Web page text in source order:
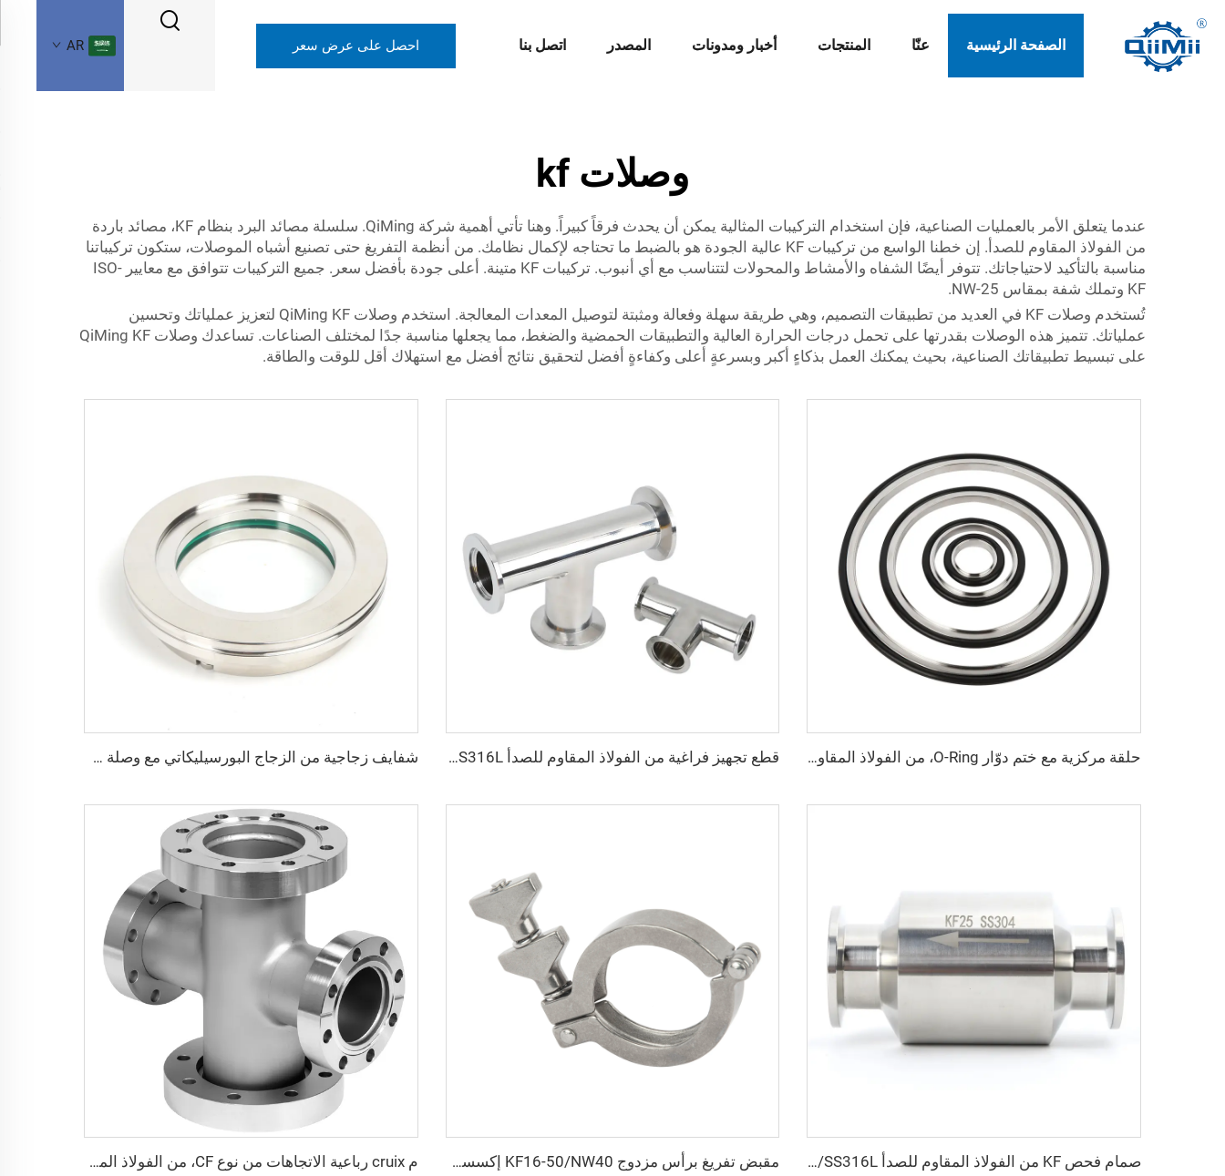
الصفحة الرئيسية عنّا المنتجات أخبار ومدونات المصدر اتصل بنا احصل على عرض سعر AR
وصلات kf
عندما يتعلق الأمر بالعمليات الصناعية، فإن استخدام التركيبات المثالية يمكن أن يحدث فرقاً كبيراً. وهنا تأتي أهمية شركة QiMing. سلسلة مصائد البرد بنظام KF، مصائد باردة
من الفولاذ المقاوم للصدأ. إن خطنا الواسع من تركيبات KF عالية الجودة هو بالضبط ما تحتاجه لإكمال نظامك. من أنظمة التفريغ حتى تصنيع أشباه الموصلات، ستكون تركيباتنا
مناسبة بالتأكيد لاحتياجاتك. تتوفر أيضًا الشفاه والأمشاط والمحولات لتتناسب مع أي أنبوب. تركيبات KF متينة. أعلى جودة بأفضل سعر. جميع التركيبات تتوافق مع معايير ISO-
KF وتملك شفة بمقاس NW-25.
تُستخدم وصلات KF في العديد من تطبيقات التصميم، وهي طريقة سهلة وفعالة ومثبتة لتوصيل المعدات المعالجة. استخدم وصلات QiMing KF لتعزيز عملياتك وتحسين
عملياتك. تتميز هذه الوصلات بقدرتها على تحمل درجات الحرارة العالية والتطبيقات الحمضية والضغط، مما يجعلها مناسبة جدًا لمختلف الصناعات. تساعدك وصلات QiMing KF
على تبسيط تطبيقاتك الصناعية، بحيث يمكنك العمل بذكاءٍ أكبر وبسرعةٍ أعلى وكفاءةٍ أفضل لتحقيق نتائج أفضل مع استهلاك أقل للوقت والطاقة.
حلقة مركزية مع ختم دوّار O-Ring، من الفولاذ المقاوم للصدأ SS304 وSS316L والألومنيوم (FKM/EPDM/NBR)، حلقة غسالة فراغية KF/NW، تجهيزات من KF10 إلى KF50 لأشباه الموصلات قطع تجهيز فراغية من الفولاذ المقاوم للصدأ SS304/SS316L، نوع ثلاثي الاتجاه NW/KF، شفاطات T متساوية من الفولاذ المقاوم للصدأ NW16-NW50، KF16/KF25/KF40، للصناعات شبه الموصلة شفايف زجاجية من الزجاج البورسيليكاتي مع وصلة ISO-K من الفولاذ المقاوم للصدأ SS304 وSS316L، نوافذ رؤية للتفريغ بمقاس ISO63-ISO200 (NW63-NW200)، وصلة كبس للتفريغ
صمام فحص KF من الفولاذ المقاوم للصدأ SS304/SS316L مع ختم FKM، جسم KF16-KF50، صمام اتجاه واحد سريع بشفاعة NW16-NW50 مقبض تفريغ برأس مزدوج KF16-50/NW40 إكسسوارات أشباه الموصلات مشبك تحرير سريع تركيبات من الفولاذ المقاوم للصدأ SS304/SS316L م cruix رباعية الاتجاهات من نوع CF، من الفولاذ المقاوم للصدأ، قابلة للدوران CF16-CF100، تجهيزات فراغ عالية قابلة للدوران/الثبات، من الفولاذ المقاوم للصدأ SS304 وSS316L، شفة بثقوب عابرة، 3/4"-4"، م cruciform عالية الجودة